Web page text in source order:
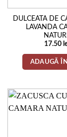
DULCEATA DE
LAVANDA
NATURII
17.50
ADAUGĂ